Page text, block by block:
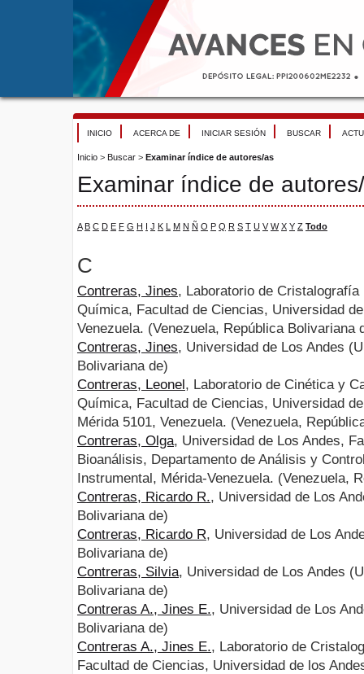
INICIO ACERCA DE INICIAR SESIÓN BUSCAR
Inicio > Buscar > Examinar índice de autores/as
Examinar índice de
A B C D E F G H I J K L M N Ñ O P Q R S T U V W X Y Z Todo
C
Contreras, Jines, Laboratorio de
Química, Facultad de Ciencias, Universidad
Venezuela. (Venezuela, República Bolivariana
Contreras, Jines, Universidad de Los Andes
Bolivariana de)
Contreras, Leonel , Laboratorio de Cinética y
Química, Facultad de Ciencias, Universidad
Mérida 5101, Venezuela. (Venezuela,
Contreras, Olga, Universidad de Los Andes,
Bioanálisis, Departamento de Análisis y
Instrumental, Mérida-Venezuela. (Venezuela,
Contreras, Ricardo R., Universidad de Los
Bolivariana de)
Contreras, Ricardo R, Universidad de Los
Bolivariana de)
Contreras, Silvia, Universidad de Los Andes
Bolivariana de)
Contreras A., Jines E., Universidad de Los
Bolivariana de)
Contreras A., Jines E., Laboratorio de
Facultad de Ciencias, Universidad de los